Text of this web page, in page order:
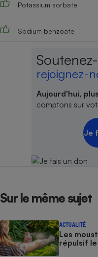
Potassium sorbate
Sodium benzoate
rejoignez-
Aujourd'hui,
comptons sur
Je
Sur le même sujet
ACTUALITÉ
Les
répulsif